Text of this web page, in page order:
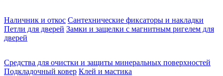
Наличник и откос Сантехнические фиксаторы и накладки
Петли для дверей Замки и защелки с магнитным ригелем для
дверей
Средства для очистки и защиты минеральных поверхностей
Подкладочный ковер Клей и мастика